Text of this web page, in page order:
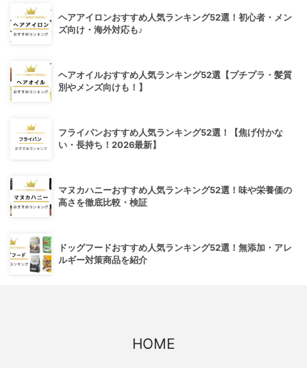
ヘアアイロンおすすめ人気ランキング52選！初心者・メン
ズ向け・海外対応も♪
ヘアオイルおすすめ人気ランキング52選【プチプラ・髪質
別やメンズ向けも！】
フライパンおすすめ人気ランキング52選！【焦げ付かな
い・長持ち！2026最新】
マヌカハニーおすすめ人気ランキング52選！味や栄養価の
高さを徹底比較・検証
ドッグフードおすすめ人気ランキング52選！無添加・アレ
ルギー対策商品を紹介
HOME